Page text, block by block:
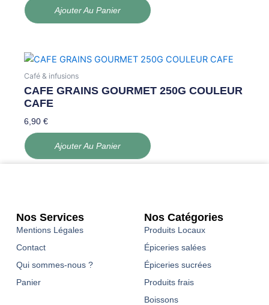
Ajouter Au Panier
Café & infusions
CAFE GRAINS GOURMET 250G COULEUR
CAFE
6,90€
Ajouter Au Panier
Nos Services
Mentions Légales
Contact
Qui sommes-nous ?
Panier
Nos Catégories
Produits Locaux
Épiceries salées
Épiceries sucrées
Produits frais
Boissons